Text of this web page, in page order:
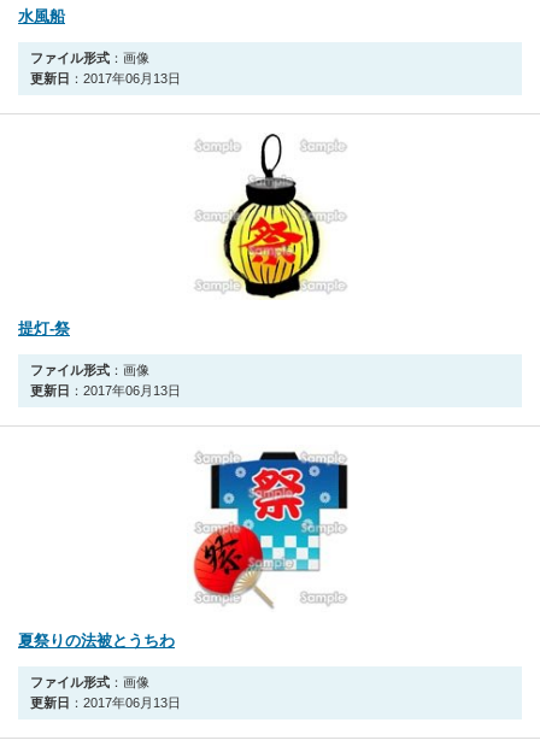
水風船
ファイル形式 ：画像
更新日 ：2017年06月13日
提灯‐祭
ファイル形式 ：画像
更新日 ：2017年06月13日
夏祭りの法被とうちわ
ファイル形式 ：画像
更新日 ：2017年06月13日